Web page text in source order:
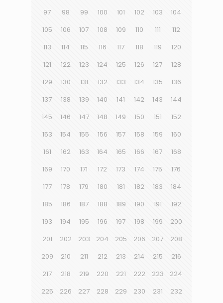
97
98 99 100 101 102 103
104
105
106 107 108 109 110 111
112
113
114 115 116 117 118 119
120
121
122 123 124 125 126 127
128
129
130 131 132 133 134 135
136
137
138 139 140 141 142 143
144
145
146 147 148 149 150 151
152
153
154 155 156 157 158 159
160
161
162 163 164 165 166 167
168
169
170 171 172 173 174 175
176
177
178 179 180 181 182 183
184
185
186 187 188 189 190 191
192
193
194 195 196 197 198 199
200
201
202 203 204 205 206 207
208
209
210 211 212 213 214 215
216
217
218 219 220 221 222 223
224
225
226 227 228 229 230 231
232